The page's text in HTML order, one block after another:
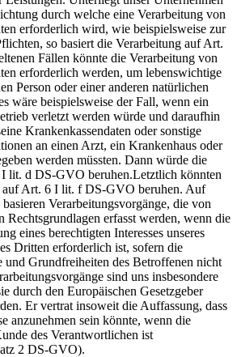
durch welche eine Verarbeitung von
erforderlich wird, wie beispielsweise zur
so basiert die Verarbeitung auf Art.
Fällen könnte die Verarbeitung von
erforderlich werden, um lebenswichtige
Person oder einer anderen natürlichen
wäre beispielsweise der Fall, wenn ein
verletzt werden würde und daraufhin
Krankenkassendaten oder sonstige
an einen Arzt, ein Krankenhaus oder
werden müssten. Dann würde die
lit. d DS-GVO beruhen.Letztlich könnten
auf Art. 6 I lit. f DS-GVO beruhen. Auf
Verarbeitungsvorgänge, die von
Rechtsgrundlagen erfasst werden, wenn die
eines berechtigten Interesses unseres
Dritten erforderlich ist, sofern die
und Grundfreiheiten des Betroffenen nicht
sind uns insbesondere
durch den Europäischen Gesetzgeber
Er vertrat insoweit die Auffassung, dass
anzunehmen sein könnte, wenn die
des Verantwortlichen ist
2 DS-GVO).